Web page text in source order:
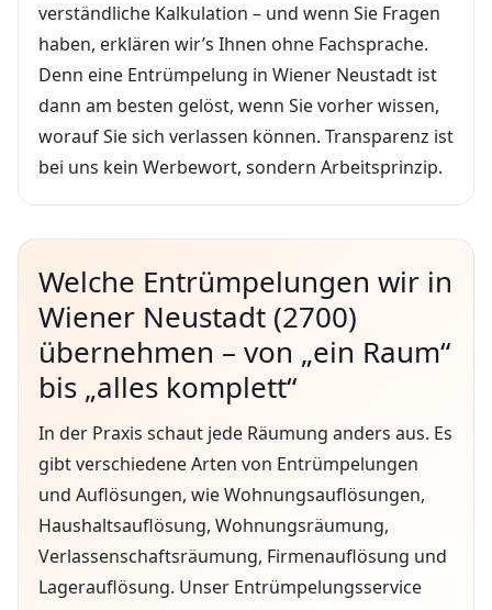
verständliche Kalkulation – und wenn Sie Fragen
haben, erklären wir’s Ihnen ohne Fachsprache.
Denn eine Entrümpelung in Wiener Neustadt ist
dann am besten gelöst, wenn Sie vorher wissen,
worauf Sie sich verlassen können. Transparenz ist
bei uns kein Werbewort, sondern Arbeitsprinzip.
Welche Entrümpelungen wir in
Wiener Neustadt (2700)
übernehmen – von „ein Raum“
bis „alles komplett“
In der Praxis schaut jede Räumung anders aus. Es
gibt verschiedene Arten von Entrümpelungen
und Auflösungen, wie Wohnungsauflösungen,
Haushaltsauflösung, Wohnungsräumung,
Verlassenschaftsräumung, Firmenauflösung und
Lagerauflösung. Unser Entrümpelungsservice